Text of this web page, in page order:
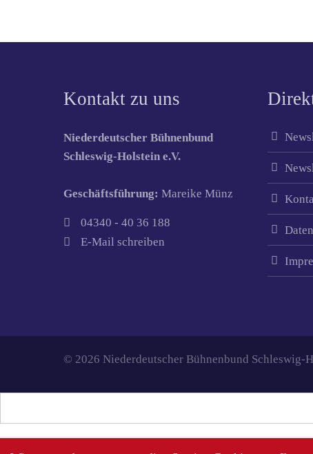
Kontakt zu uns
Niederdeutscher Bühnenbund
Schleswig-Holstein e.V.
Geschäftsführung:Mareike Münz
04340 - 40 36 188
E-Mail schreiben
© 2026 Niederdeutscher Bühnenbund Schleswig-